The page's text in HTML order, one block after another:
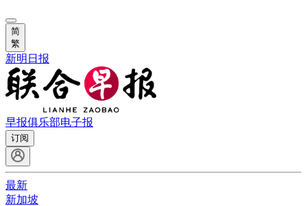
简
繁
新明日报
早报俱乐部电子报
订阅
最新
新加坡